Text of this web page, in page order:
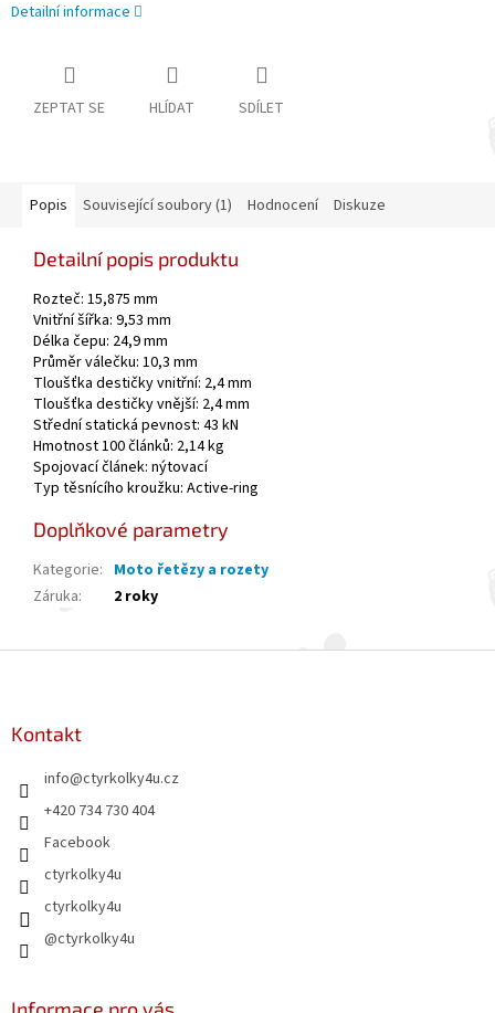
Detailní informace
ZEPTAT SE HLÍDAT SDÍLET
Popis Související soubory (1) Hodnocení Diskuze
Detailní popis produktu
Rozteč: 15,875 mm
Vnitřní šířka: 9,53 mm
Délka čepu: 24,9 mm
Průměr válečku: 10,3 mm
Tloušťka destičky vnitřní: 2,4 mm
Tloušťka destičky vnější: 2,4 mm
Střední statická pevnost: 43 kN
Hmotnost 100 článků: 2,14 kg
Spojovací článek: nýtovací
Typ těsnícího kroužku: Active-ring
Doplňkové parametry
Kategorie: Moto řetězy a rozety
Záruka: 2 roky
Kontakt
info@ctyrkolky4u.cz
+420 734 730 404
Facebook
ctyrkolky4u
ctyrkolky4u
@ctyrkolky4u